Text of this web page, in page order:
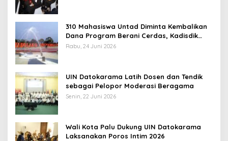
310 Mahasiswa Untad Diminta Kembalikan
Dana Program Berani Cerdas, Kadisdik
Sulteng: Tidak Boleh Terima Beasiswa
Rabu, 24 Juni 2026
UIN Datokarama Latih Dosen dan Tendik
sebagai Pelopor Moderasi Beragama
Senin, 22 Juni 2026
Wali Kota Palu Dukung UIN Datokarama
Laksanakan Poros Intim 2026